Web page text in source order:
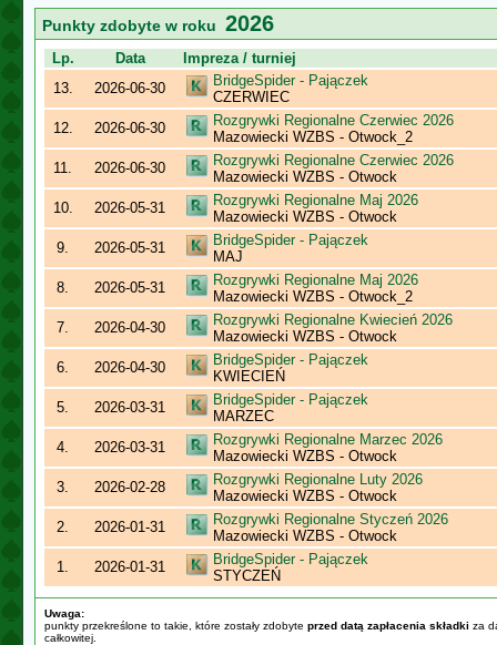
Punkty zdobyte w roku 2026
Lp. Data
Impreza / turniej
13.
2026-06-30
BridgeSpider - Pajączek
CZERWIEC
12.
2026-06-30
Rozgrywki Regionalne Czerwiec 2026
Mazowiecki WZBS - Otwock_2
11.
2026-06-30
Rozgrywki Regionalne Czerwiec 2026
Mazowiecki WZBS - Otwock
10.
2026-05-31
Rozgrywki Regionalne Maj 2026
Mazowiecki WZBS - Otwock
9.
2026-05-31
BridgeSpider - Pajączek
MAJ
8.
2026-05-31
Rozgrywki Regionalne Maj 2026
Mazowiecki WZBS - Otwock_2
7.
2026-04-30
Rozgrywki Regionalne Kwiecień 2026
Mazowiecki WZBS - Otwock
6.
2026-04-30
BridgeSpider - Pajączek
KWIECIEŃ
5.
2026-03-31
BridgeSpider - Pajączek
MARZEC
4.
2026-03-31
Rozgrywki Regionalne Marzec 2026
Mazowiecki WZBS - Otwock
3.
2026-02-28
Rozgrywki Regionalne Luty 2026
Mazowiecki WZBS - Otwock
2.
2026-01-31
Rozgrywki Regionalne Styczeń 2026
Mazowiecki WZBS - Otwock
1.
2026-01-31
BridgeSpider - Pajączek
STYCZEŃ
Uwaga:
punkty przekreślone to takie, które zostały zdobyte przed datą zapłacenia składki za
całkowitej.